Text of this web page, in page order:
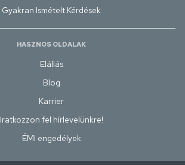
Gyakran Ismételt Kérdések
HASZNOS OLDALAK
Elállás
Blog
Karrier
Iratkozzon fel hírlevelünkre!
ÉMI engedélyek